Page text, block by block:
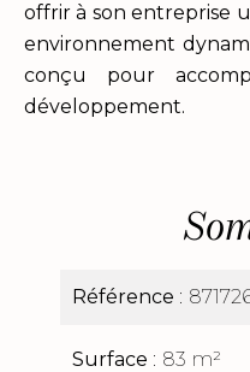
offrir à son entreprise
environnement
conçu pour
développement.
Référence
Surface 83 m²